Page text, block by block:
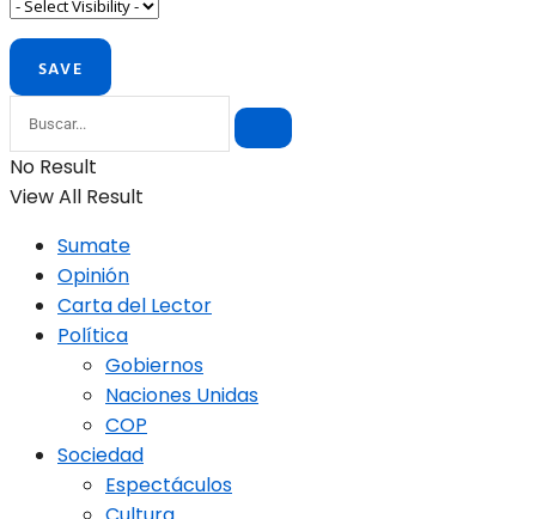
No Result
View All Result
Sumate
Opinión
Carta del Lector
Política
Gobiernos
Naciones Unidas
COP
Sociedad
Espectáculos